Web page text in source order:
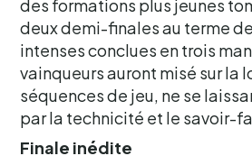
des formations plus jeunes
deux demi-finales au terme
intenses conclues en trois
vainqueurs auront misé sur la
séquences de jeu, ne se
par la technicité et le savoir-
Finale inédite